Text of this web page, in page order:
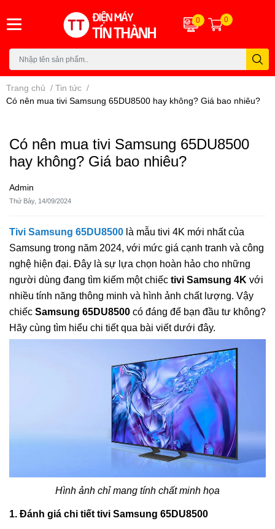
0 0
Trang chủ / Tin tức /
Có nên mua tivi Samsung 65DU8500 hay không? Giá bao nhiêu?
Có nên mua tivi Samsung 65DU8500
hay không? Giá bao nhiêu?
Admin
Thứ Bảy, 14/09/2024
Tivi Samsung 65DU8500 là mẫu tivi 4K mới nhất của
Samsung trong năm 2024, với mức giá cạnh tranh và công
nghệ hiện đại. Đây là sự lựa chọn hoàn hảo cho những
người dùng đang tìm kiếm một chiếc tivi Samsung 4K với
nhiều tính năng thông minh và hình ảnh chất lượng. Vậy
chiếc Samsung 65DU8500 có đáng để bạn đầu tư không?
Hãy cùng tìm hiểu chi tiết qua bài viết dưới đây.
Hình ảnh chỉ mang tính chất minh họa
1. Đánh giá chi tiết tivi Samsung 65DU8500